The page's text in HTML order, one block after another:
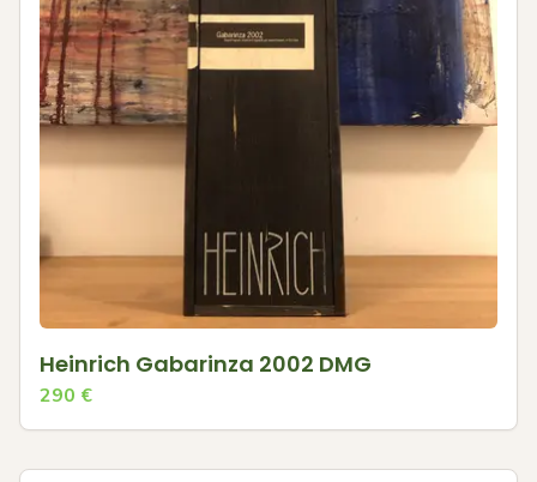
Heinrich Gabarinza 2002 DMG
290 €